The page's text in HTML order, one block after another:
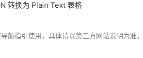
转换为 Plain Text 表格
航指引使用，具体请以第三方网站说明为准